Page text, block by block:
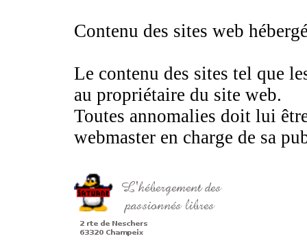
Contenu des sites web
Le contenu des sites tel que
au propriétaire du site web.
Toutes annomalies doit lui
webmaster en charge de sa